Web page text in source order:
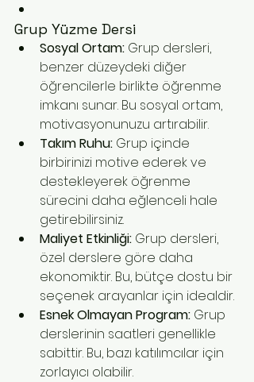
Grup Yüzme Dersi
Sosyal Ortam: Grup dersleri,
benzer düzeydeki diğer
öğrencilerle birlikte öğrenme
imkanı sunar. Bu sosyal ortam,
motivasyonunuzu artırabilir.
Takım Ruhu: Grup içinde
birbirinizi motive ederek ve
destekleyerek öğrenme
sürecini daha eğlenceli hale
getirebilirsiniz.
Maliyet Etkinliği: Grup dersleri,
özel derslere göre daha
ekonomiktir. Bu, bütçe dostu bir
seçenek arayanlar için idealdir.
Esnek Olmayan Program: Grup
derslerinin saatleri genellikle
sabittir. Bu, bazı katılımcılar için
zorlayıcı olabilir.